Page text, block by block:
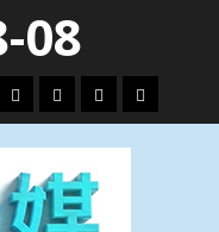
08
政
治
國
際
運
動
生
活